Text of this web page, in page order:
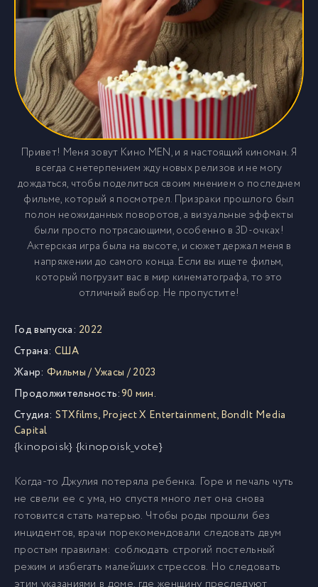
Привет! Меня зовут Кино MEN, и я настоящий киноман. Я
всегда с нетерпением жду новых релизов и не могу
дождаться, чтобы поделиться своим мнением о последнем
фильме, который я посмотрел. Призраки прошлого был
полон неожиданных поворотов, а визуальные эффекты
были просто потрясающими, особенно в 3D-очках!
Актерская игра была на высоте, и сюжет держал меня в
напряжении до самого конца. Если вы ищете фильм,
который погрузит вас в мир кинематографа, то это
отличный выбор. Не пропустите!
Год выпуска: 2022
Страна: США
Жанр: Фильмы/Ужасы /2023
Продолжительность:90 мин.
Студия: STXfilms,Project X Entertainment,BondIt Media
Capital
{kinopoisk} {kinopoisk_vote}
Когда-то Джулия потеряла ребенка. Горе и печаль чуть
не свели ее с ума, но спустя много лет она снова
готовится стать матерью. Чтобы роды прошли без
инцидентов, врачи порекомендовали следовать двум
простым правилам: соблюдать строгий постельный
режим и избегать малейших стрессов. Но следовать